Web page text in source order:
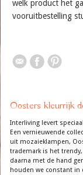
welk product het
vooruitbestelling
Oosters kleurrijk
Interliving levert
Een vernieuwende
uit mozaieklampen,
trademark is het
daarna met de hand
houden we constant in